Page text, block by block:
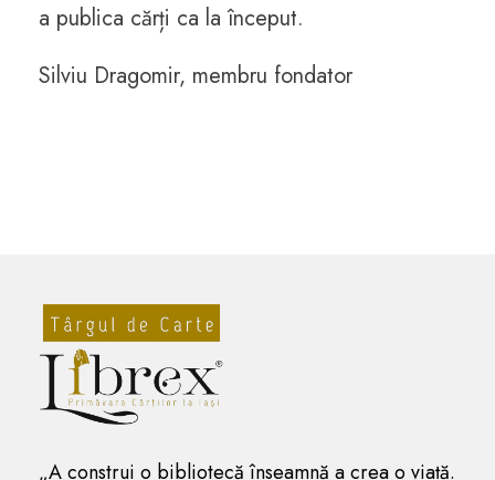
a publica cărți ca la început.
Silviu Dragomir, membru fondator
„A construi o bibliotecă înseamnă a crea o viață.